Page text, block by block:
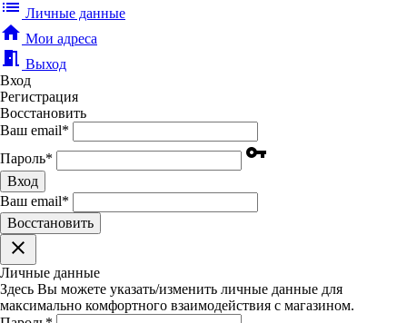
list Личные данные
home Мои адреса
meeting_room Выход
Вход
Регистрация
Восстановить
Ваш email*
Пароль* vpn_key
Вход
Ваш email*
Воcстановить
clear
Личные данные
Здесь Вы можете указать/изменить личные данные для
максимально комфортного взаимодействия с магазином.